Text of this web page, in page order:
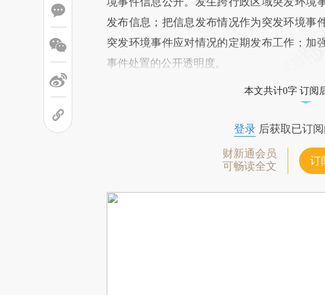
发布信息；把信息发布情况作为突发环境事
突发环境事件应对情况的定期发布工作；加
事件处置的公开透明度。
本文共计0字 订阅
登录后获取已订阅
财新通会员
可畅读全文
订